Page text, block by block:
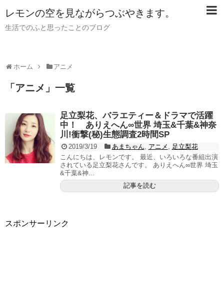
レモンの空を見ながらつぶやきます。
生活でのふと思ったことのブログ
ホーム アニメ
「 アニメ 」 一覧
足立梨花、バラエティー＆ドラマで活躍
中！ ありえへん∞世界 埼玉&千葉&神奈
川!衝撃(秘)生態調査2時間SP
2019/3/19 あまちゃん, アニメ , 足立梨花
こんにちは、レモンです。 最近、いろいろな番組出演
されている足立梨花さんです。 ありえへん∞世界 埼玉
&千葉&神...
記事を読む
スポンサーリンク